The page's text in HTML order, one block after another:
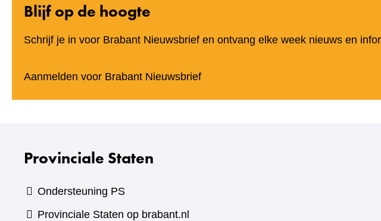
Blijf op de hoogte
Schrijf je in voor Brabant Nieuwsbrief en ontvang elke week nieuws en
Aanmelden voor Brabant Nieuwsbrief(verwijst
Provinciale Staten
Ondersteuning PS
Provinciale Staten op brabant.nl